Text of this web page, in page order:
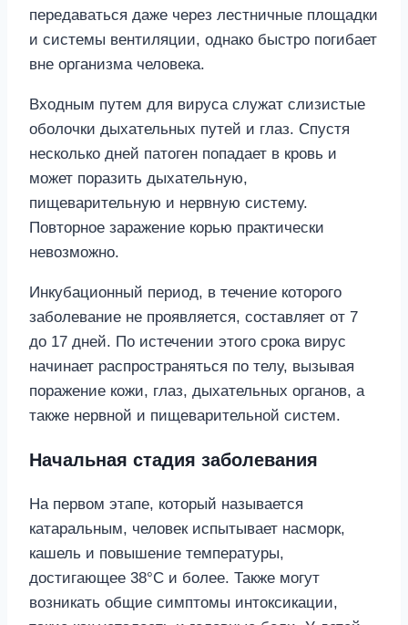
передаваться даже через лестничные площадки
и системы вентиляции, однако быстро погибает
вне организма человека.
Входным путем для вируса служат слизистые
оболочки дыхательных путей и глаз. Спустя
несколько дней патоген попадает в кровь и
может поразить дыхательную,
пищеварительную и нервную систему.
Повторное заражение корью практически
невозможно.
Инкубационный период, в течение которого
заболевание не проявляется, составляет от 7
до 17 дней. По истечении этого срока вирус
начинает распространяться по телу, вызывая
поражение кожи, глаз, дыхательных органов, а
также нервной и пищеварительной систем.
Начальная стадия заболевания
На первом этапе, который называется
катаральным, человек испытывает насморк,
кашель и повышение температуры,
достигающее 38°C и более. Также могут
возникать общие симптомы интоксикации,